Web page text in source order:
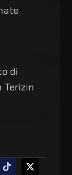
di
Terizin